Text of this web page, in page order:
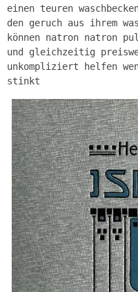
einen teuren
den geruch aus ihrem
können natron natron
und gleichzeitig
unkompliziert helfen
stinkt